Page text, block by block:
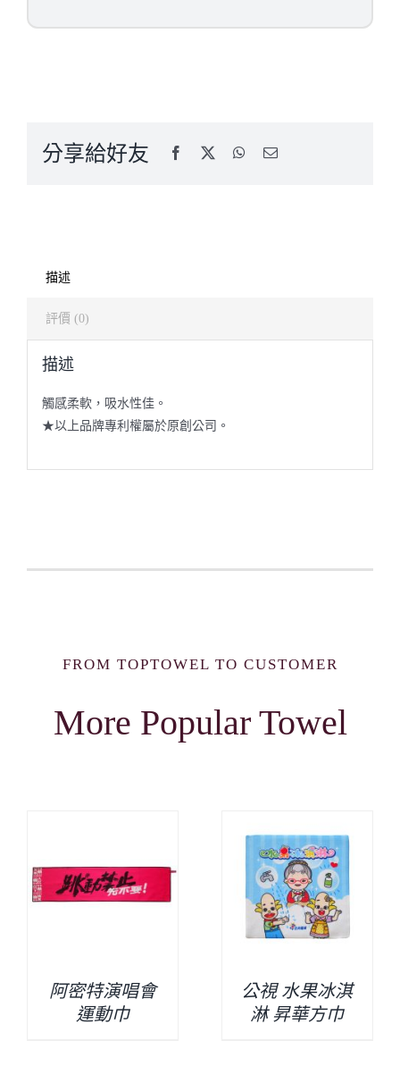
分享給好友
描述
評價 (0)
描述
觸感柔軟，吸水性佳。
★以上品牌專利權屬於原創公司。
FROM TOPTOWEL TO CUSTOMER
More Popular Towel
阿密特演唱會
運動巾
公視 水果冰淇
淋 昇華方巾